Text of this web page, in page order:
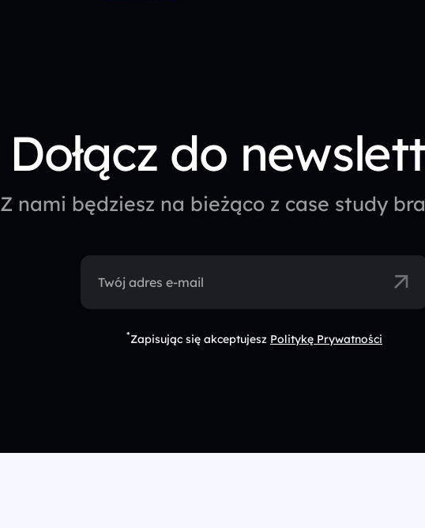
Dołącz do
Z nami będziesz na bieżąco z case study
Twój adres e-mail
*Zapisując się akceptujesz Politykę Prywatności